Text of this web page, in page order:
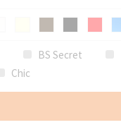
BS Secret
Chic